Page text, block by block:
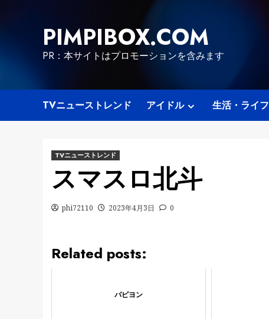
PIMPIBOX.COM
PR：本サイトはプロモーションを含みます
TVニューストレンド アイドル 生活・ライフ
TVニューストレンド
スマスロ北斗
phi72110 2023年4月3日 0
Related posts:
パピヨン